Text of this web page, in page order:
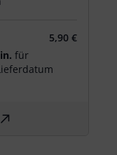
5,90 €
für